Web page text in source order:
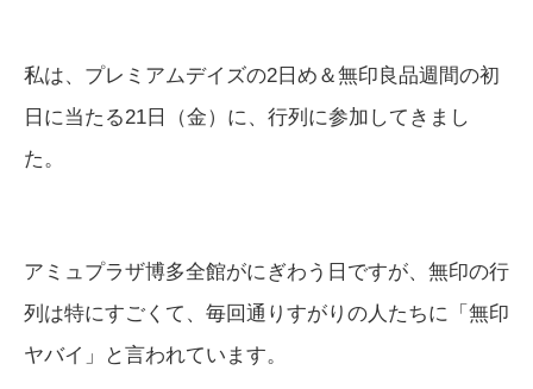
私は、プレミアムデイズの2日め＆無印良品週間の初
日に当たる21日（金）に、行列に参加してきまし
た。
アミュプラザ博多全館がにぎわう日ですが、無印の行
列は特にすごくて、毎回通りすがりの人たちに「無印
ヤバイ」と言われています。